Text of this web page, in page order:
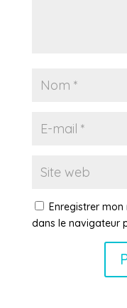
Enregistrer
dans le navigateur